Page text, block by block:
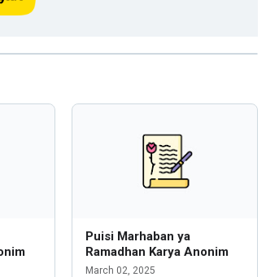
Puisi Marhaban ya
Ramadhan Karya Anonim
March 02, 2025